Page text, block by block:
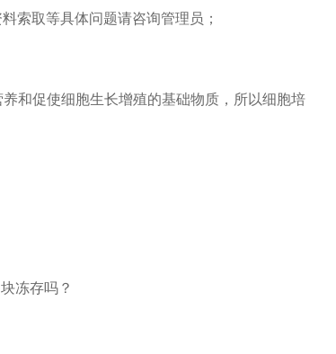
索取等具体问题请咨询管理员；
和促使细胞生长增殖的基础物质，所以细胞培
冻存吗？